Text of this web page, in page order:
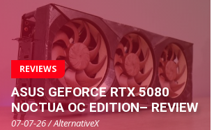
REVIEWS
ASUS GEFORCE RTX 5080
NOCTUA OC EDITION– REVIEW
07-07-26 / AlternativeX